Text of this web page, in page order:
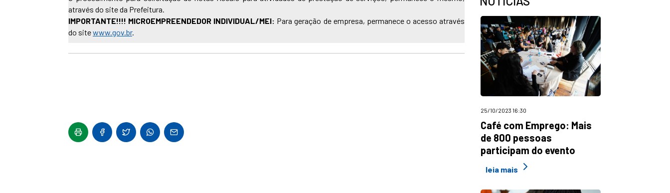
através do site da Prefeitura.
IMPORTANTE!!!! MICROEMPREENDEDOR INDIVIDUAL/MEI: Para geração de empresa, permanece o acesso através
do sitewww.gov.br.
25/10/2023 16:30
Café com Emprego: Mais
de 800 pessoas
participam do evento
leia mais